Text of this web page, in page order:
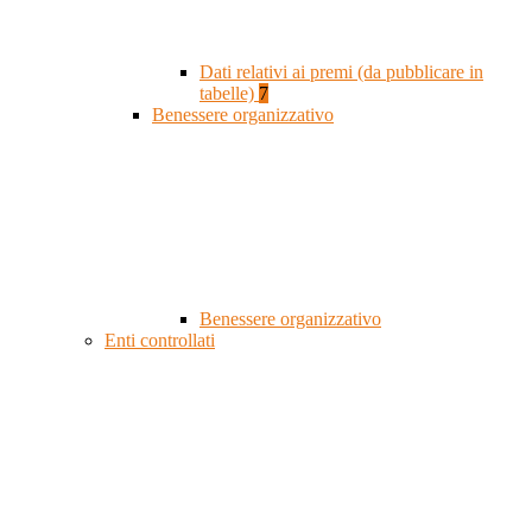
Dati relativi ai premi (da pubblicare in
tabelle) 7
Benessere organizzativo
Benessere organizzativo
Enti controllati